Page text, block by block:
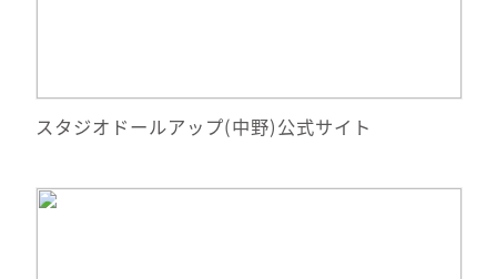
サイトへ移動
スタジオドールアップ(中野)公式サイト
詳細情報